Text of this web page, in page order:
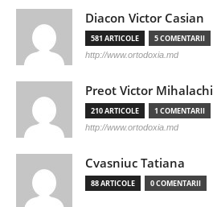
Diacon Victor Casian
581 ARTICOLE 5 COMENTARII
http://www.ortodoxia.md
Preot Victor Mihalachi
210 ARTICOLE 1 COMENTARII
http://www.ortodoxia.md
Cvasniuc Tatiana
88 ARTICOLE 0 COMENTARII